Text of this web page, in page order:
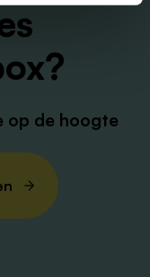
op de hoogte